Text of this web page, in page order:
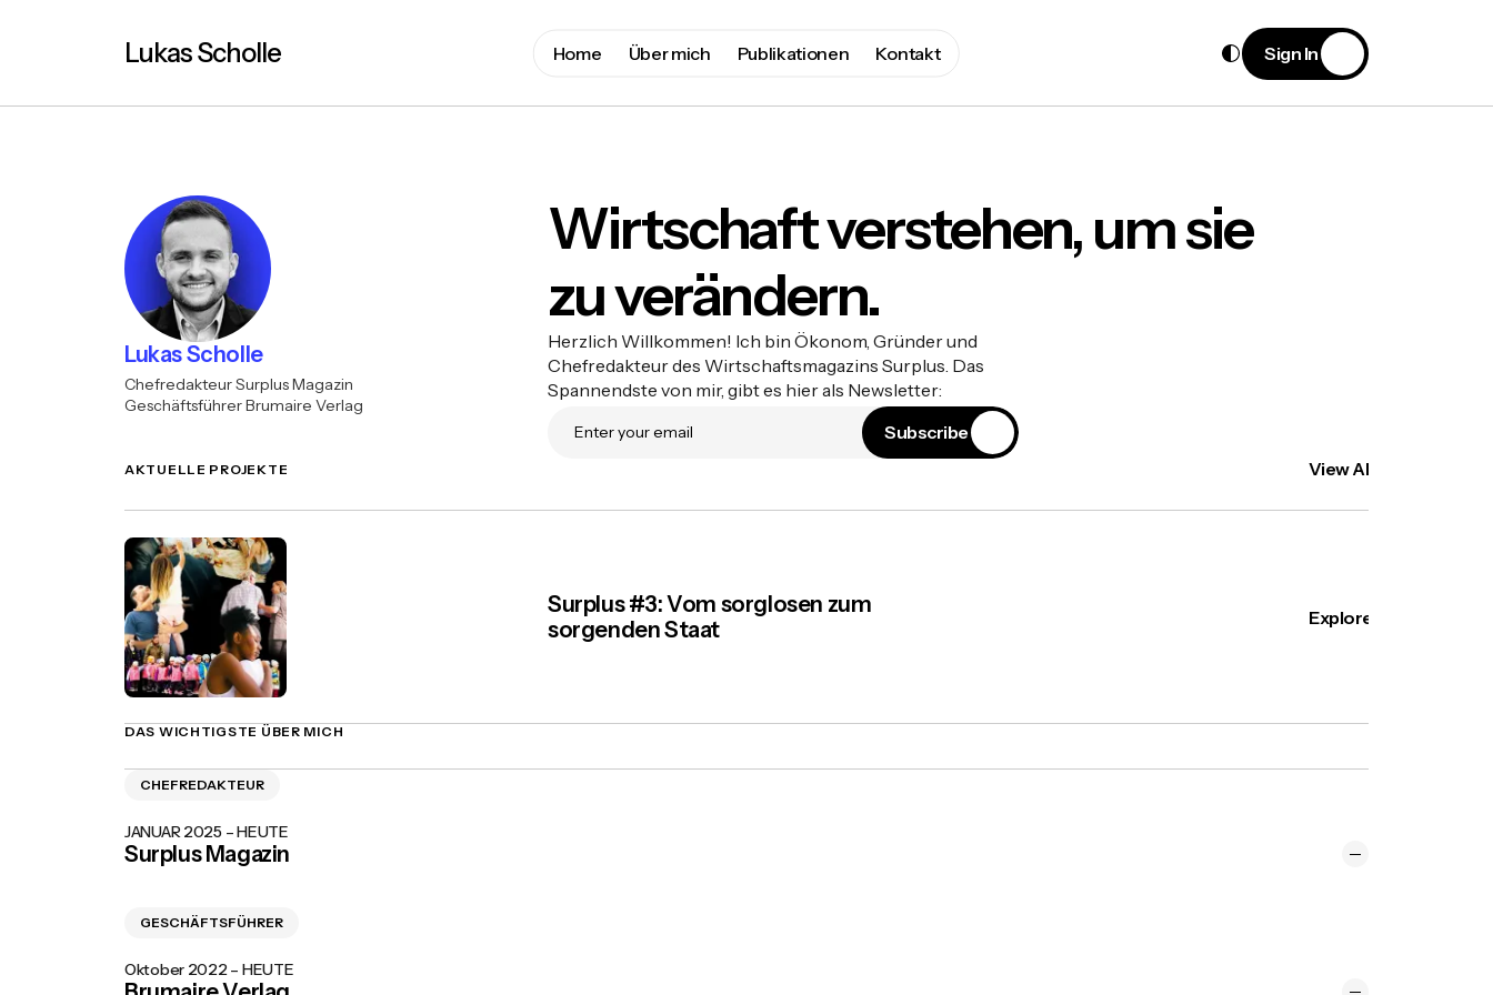
Lukas Scholle Home Über mich Publikationen Kontakt Sign In
Lukas Scholle
Chefredakteur Surplus Magazin
Geschäftsführer Brumaire Verlag
Wirtschaft verstehen, um sie
zu verändern.
Herzlich Willkommen! Ich bin Ökonom, Gründer und
Chefredakteur des Wirtschaftsmagazins Surplus. Das
Spannendste von mir, gibt es hier als Newsletter:
Subscribe
AKTUELLE PROJEKTE View All
Surplus #3: Vom sorglosen zum
sorgenden Staat
Explore
DAS WICHTIGSTE ÜBER MICH
CHEFREDAKTEUR
JANUAR 2025 – HEUTE
Surplus Magazin
Magazin und analysiere das
Beispiel in meinem Newsletter Wochenbrief.
GESCHÄFTSFÜHRER
Oktober 2022 – HEUTE